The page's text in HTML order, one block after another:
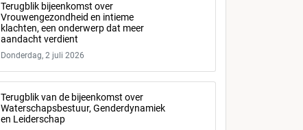
Terugblik bijeenkomst over
Vrouwengezondheid en intieme
klachten, een onderwerp dat meer
aandacht verdient
Donderdag, 2 juli 2026
Terugblik van de bijeenkomst over
Waterschapsbestuur, Genderdynamiek
en Leiderschap